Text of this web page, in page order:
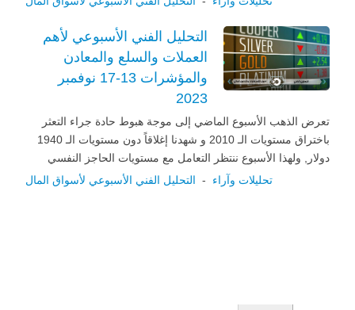
التحليل الفني الأسبوعي لأهم
العملات والسلع والمعادن
والمؤشرات 13-17 نوفمبر
2023
تعرض الذهب الأسبوع الماضي إلى موجة هبوط حادة جراء التعثر
باختراق مستويات الـ 2010 و شهدنا إغلاقاً دون مستويات الـ 1940
دولار, ولهذا الأسبوع ننتظر التعامل مع مستويات الحاجز النفسي
تحليلات وآراء - التحليل الفني الأسبوعي لأسواق المال